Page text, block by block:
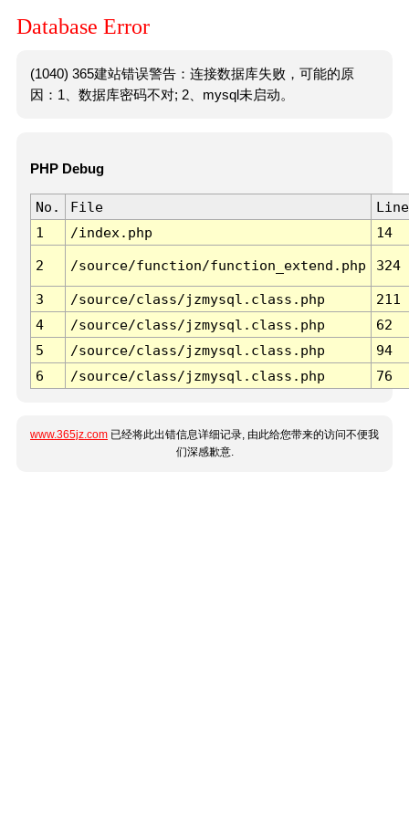
Database Error
(1040) 365建站错误警告：连接数据库失败，可能的原
因：1、数据库密码不对; 2、mysql未启动。
PHP Debug
No. File
Line
1
/index.php 14
2 /source/function/function_extend.php 324
3 /source/class/jzmysql.class.php
211
4
/source/class/jzmysql.class.php
62
5
/source/class/jzmysql.class.php
94
6
/source/class/jzmysql.class.php 76
www.365jz.com 已经将此出错信息详细记录, 由此给您带来的访问不便我
们深感歉意.